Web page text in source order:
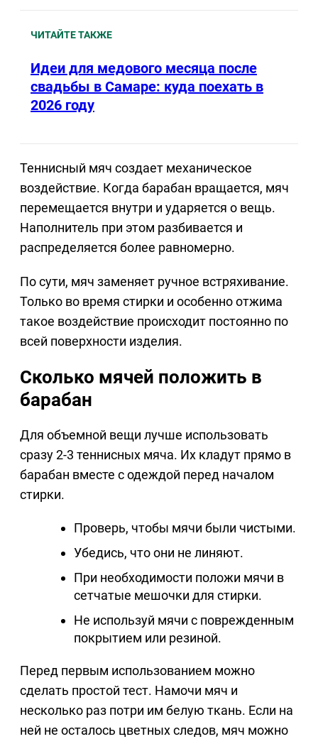
ЧИТАЙТЕ ТАКЖЕ
Идеи для медового месяца после
свадьбы в Самаре: куда поехать в
2026 году
Теннисный мяч создает механическое
воздействие. Когда барабан вращается, мяч
перемещается внутри и ударяется о вещь.
Наполнитель при этом разбивается и
распределяется более равномерно.
По сути, мяч заменяет ручное встряхивание.
Только во время стирки и особенно отжима
такое воздействие происходит постоянно по
всей поверхности изделия.
Сколько мячей положить в
барабан
Для объемной вещи лучше использовать
сразу 2-3 теннисных мяча. Их кладут прямо в
барабан вместе с одеждой перед началом
стирки.
Проверь, чтобы мячи были чистыми.
Убедись, что они не линяют.
При необходимости положи мячи в
сетчатые мешочки для стирки.
Не используй мячи с поврежденным
покрытием или резиной.
Перед первым использованием можно
сделать простой тест. Намочи мяч и
несколько раз потри им белую ткань. Если на
ней не осталось цветных следов, мяч можно